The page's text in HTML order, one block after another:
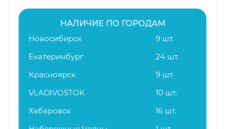
НАЛИЧИЕ ПО ГОРОДАМ
Новосибирск
9 шт.
Екатеринбург
24 шт.
Красноярск
9 шт.
VLADIVOSTOK
10 шт.
Хабаровск
16 шт.